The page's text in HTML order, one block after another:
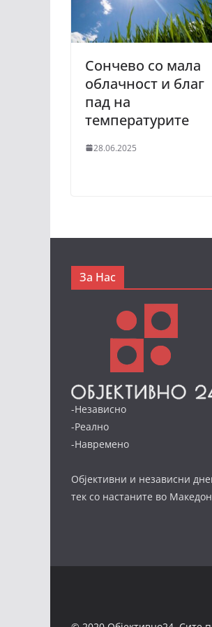
Сончево со мала
облачност и благ
пад на
температурите
28.06.2025
За Нас
-Независно
-Реално
-Навремено
Објективни и независни
тек со настаните во